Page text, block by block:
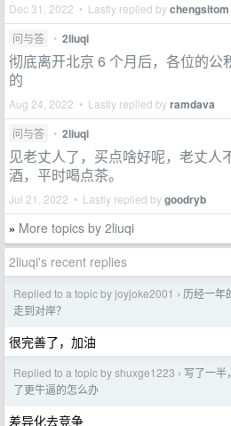
Dec 31, 2022 • Lastly replied bychengsitom
问与答 • 2liuqi
彻底离开北京 6 个月后，各位的公
的
Aug 24, 2022 • Lastly replied byramdava
问与答 • 2liuqi
见老丈人了，买点啥好呢，老丈人
酒，平时喝点茶。
Jul 21, 2022 • Lastly replied bygoodryb
» More topics by 2liuqi
2liuqi's recent replies
Replied to a topic by joyjoke2001 › 历经一年
走到对岸？
很完善了，加油
Replied to a topic by shuxge1223 › 写了一半
了更牛逼的怎么办
差异化去竞争